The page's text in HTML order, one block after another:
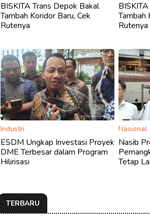
BISKITA Trans Depok Bakal
Tambah Koridor Baru, Cek
Rutenya
Tambah
Rutenya
Industri
ESDM Ungkap Investasi Proyek
DME Terbesar dalam Program
Hilirisasi
Nasional
Nasib
Tetap
TERBARU